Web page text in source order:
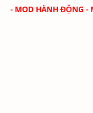
- MOD HÀNH ĐỘNG -